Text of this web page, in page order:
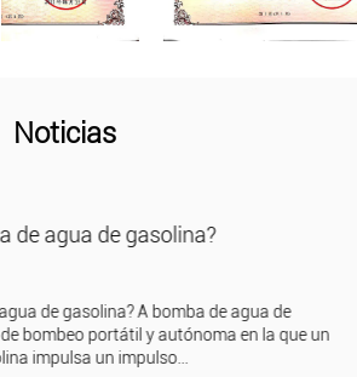
Noticias
¿Cuál es la diferencia entre un
2026-07-24
Respuesta rápida: ¿Es lo mismo un
casi todos los sentidos prácticos, un